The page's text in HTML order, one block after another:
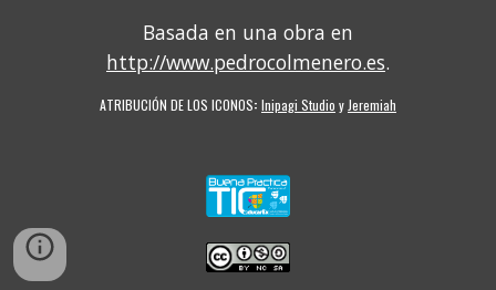
Basada en una obra en
http://www.pedrocolmenero.es.
ATRIBUCIÓN DE LOS ICONOS: Inipagi Studio y Jeremiah